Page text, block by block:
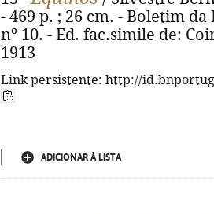
- 469 p. ; 26 cm. - Boletim
nº 10. - Ed. fac.simile de:
1913
Link persistente: http://
ADICIONAR À LISTA